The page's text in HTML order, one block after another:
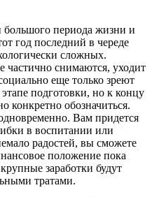
большого периода жизни и
год последний в череде
сложных.
частично снимаются, уходит
еще только зреют
подготовки, но к концу
конкретно обозначиться.
Вам придется
в воспитании или
радостей, вы сможете
положение пока
заработки будут
тратами.